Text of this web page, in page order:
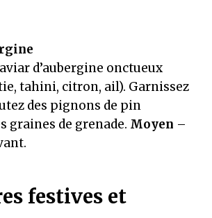
d’aubergine onctueux
tahini, citron, ail). Garnissez
des pignons de pin
graines de grenade. Moyen –
festives et